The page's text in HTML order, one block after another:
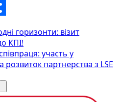
горизонти: візит
КПІ!
участь у
розвиток партнерства з LSE